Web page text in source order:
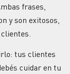
frases,
y son exitosos,
tus clientes
cuidar en tu